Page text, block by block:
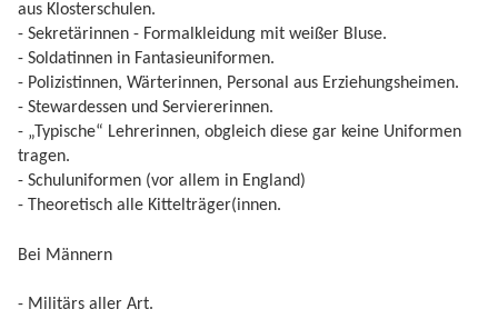
aus Klosterschulen.
- Sekretärinnen - Formalkleidung mit weißer Bluse.
- Soldatinnen in Fantasieuniformen.
- Polizistinnen, Wärterinnen, Personal aus Erziehungsheimen.
- Stewardessen und Serviererinnen.
- „Typische“ Lehrerinnen, obgleich diese gar keine Uniformen
tragen.
- Schuluniformen (vor allem in England)
- Theoretisch alle Kittelträger(innen.
Bei Männern
- Militärs aller Art.